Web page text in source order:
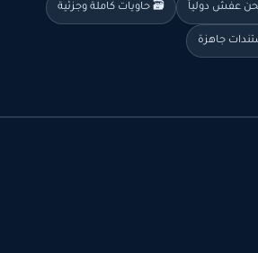
عفش دولياً 🗃️ حاويات كاملة وجزئية
جاهزة